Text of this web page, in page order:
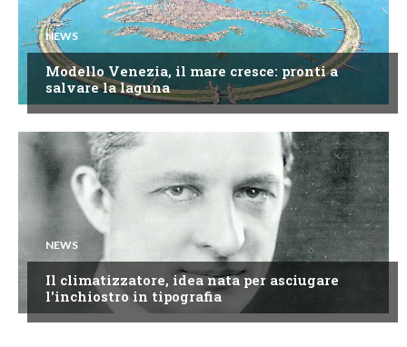
NEWS
Modello Venezia, il mare cresce: pronti a
salvare la laguna
NEWS
Il climatizzatore, idea nata per asciugare
l'inchiostro in tipografia